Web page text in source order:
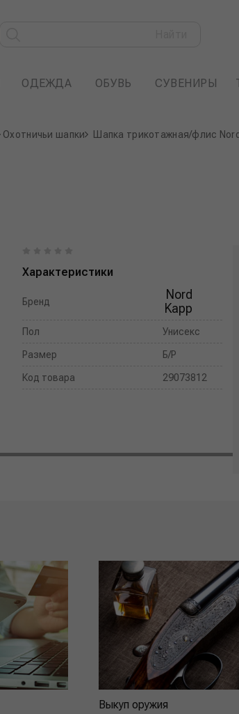
ОДЕЖДА ОБУВЬ СУВЕНИРЫ
Охотничьи шапки Шапка трикотажная/флис
Характеристики
Бренд
Nord
Kapp
Пол Унисекс
Размер Б/Р
Код товара 29073812
Выкуп оружия